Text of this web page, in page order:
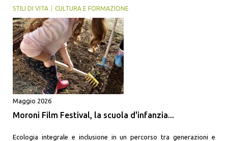
STILI DI VITA CULTURA E FORMAZIONE
Maggio 2026
Moroni Film Festival, la scuola d'infanzia...
Ecologia integrale e inclusione in un percorso tra generazioni e